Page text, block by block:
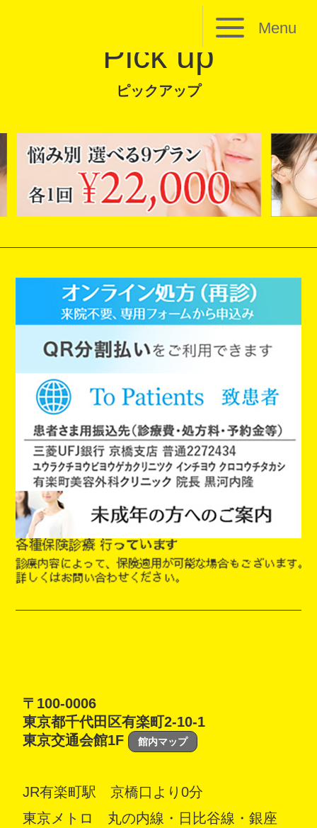
Menu
Pick up
ピックアップ
〒100-0006
東京都千代田区有楽町2-10-1
東京交通会館1F
館内マップ
JR有楽町駅 京橋口より0分
東京メトロ 丸の内線・日比谷線・銀座